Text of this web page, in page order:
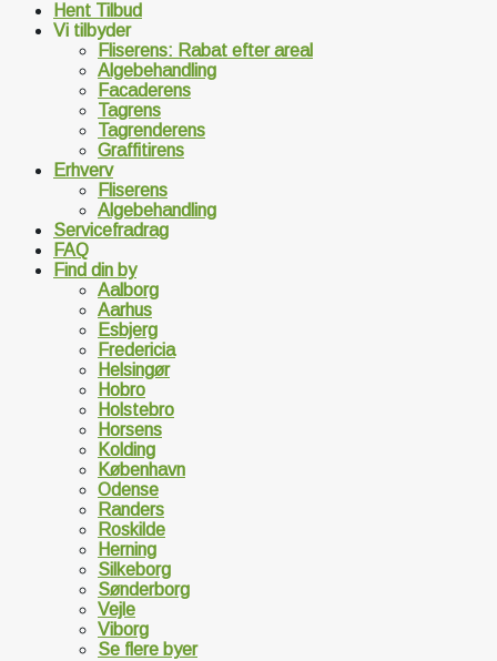
Hent Tilbud
Vi tilbyder
Fliserens: Rabat efter areal
Algebehandling
Facaderens
Tagrens
Tagrenderens
Graffitirens
Erhverv
Fliserens
Algebehandling
Servicefradrag
FAQ
Find din by
Aalborg
Aarhus
Esbjerg
Fredericia
Helsingør
Hobro
Holstebro
Horsens
Kolding
København
Odense
Randers
Roskilde
Herning
Silkeborg
Sønderborg
Vejle
Viborg
Se flere byer